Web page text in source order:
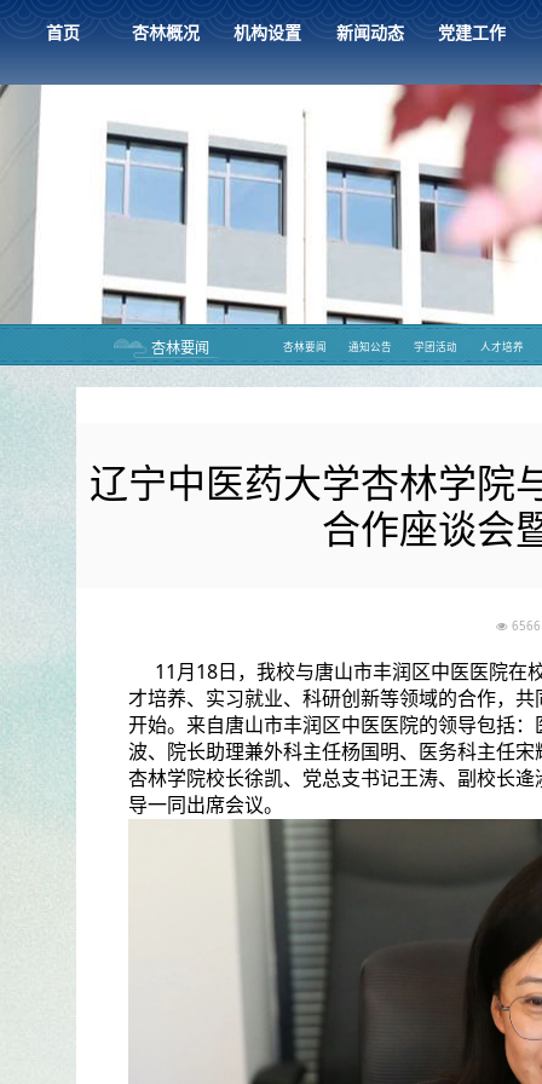
首页 杏林概况 机构设置 新闻动态 党建工作
杏林要闻 杏林要闻 通知公告 学团活动 人才培养
辽宁中医药大学杏林学院
合作座谈会
11月18日，我校与唐山市丰润区中医医院在
才培养、实习就业、科研创新等领域的合作，
开始。来自唐山市丰润区中医医院的领导包括
波、院长助理兼外科主任杨国明、医务科主任
杏林学院校长徐凯、党总支书记王涛、副校长
导一同出席会议。